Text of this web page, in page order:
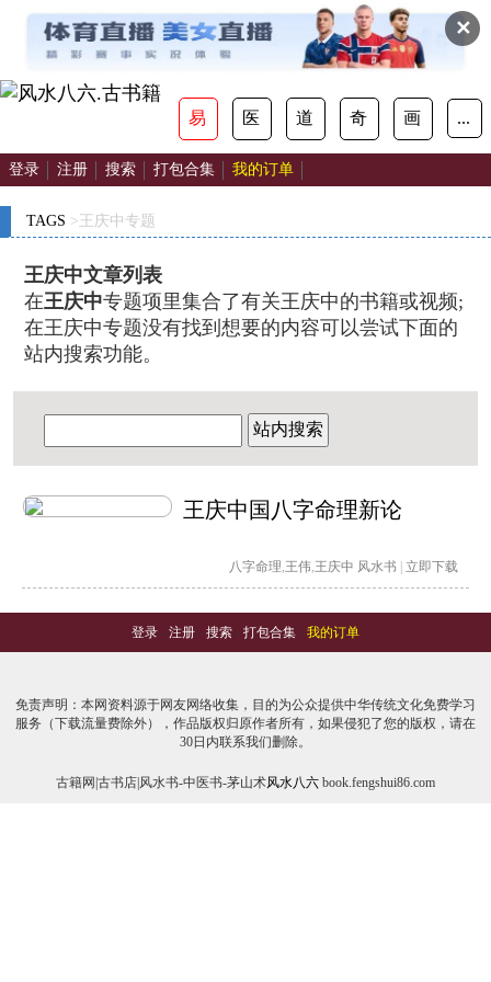
✕
易 医 道 奇 画 ...
登录 注册 搜索 打包合集 我的订单
TAGS >王庆中专题
王庆中文章列表
在王庆中专题项里集合了有关王庆中的书籍或视频;
在王庆中专题没有找到想要的内容可以尝试下面的
站内搜索功能。
站内搜索
王庆中国八字命理新论
八字命理,王伟,王庆中 风水书 立即下载
登录 - 注册 - 搜索 - 打包合集 - 我的订单
免责声明：本网资料源于网友网络收集，目的为公众提供中华传统文化免费学习
服务（下载流量费除外），作品版权归原作者所有，如果侵犯了您的版权，请在
30日内联系我们删除。
古籍网|古书店|风水书-中医书-茅山术风水八六 book.fengshui86.com